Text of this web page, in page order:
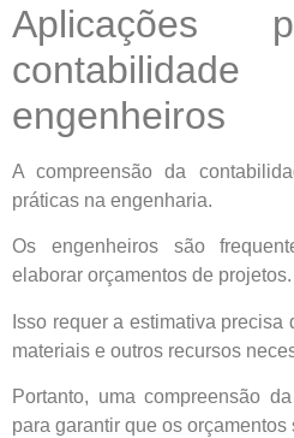
Aplicações
engenheiros
A compreensão da
práticas na engenharia.
Os engenheiros são
elaborar orçamentos de projetos.
Isso requer a estimativa precisa
materiais e outros recursos
Portanto, uma compreensão
para garantir que os